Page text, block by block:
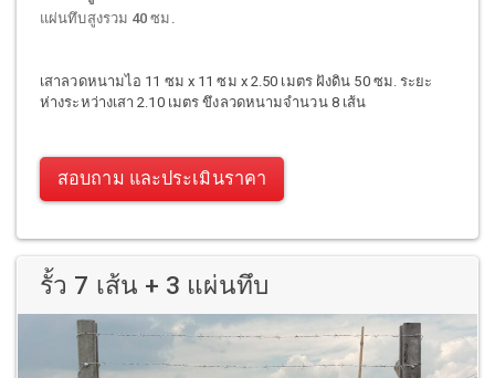
แผ่นทึบสูงรวม 40 ซม.
เสาลวดหนามไอ 11 ซม x 11 ซม x 2.50 เมตร ฝังดิน 50 ซม. ระยะ
ห่างระหว่างเสา 2.10 เมตร ขึงลวดหนามจำนวน 8 เส้น
สอบถาม และประเมินราคา
รั้ว 7 เส้น + 3 แผ่นทึบ